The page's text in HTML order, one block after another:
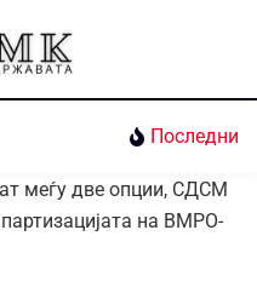
Последни